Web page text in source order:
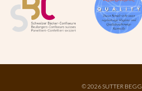
©2026 SUTTER BEGG